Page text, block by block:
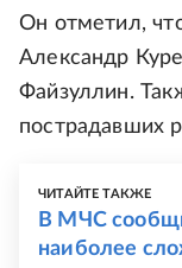
Он отметил,
Александр
Файзуллин.
пострадавших
ЧИТАЙТЕ ТАКЖЕ
В МЧС
наиболее